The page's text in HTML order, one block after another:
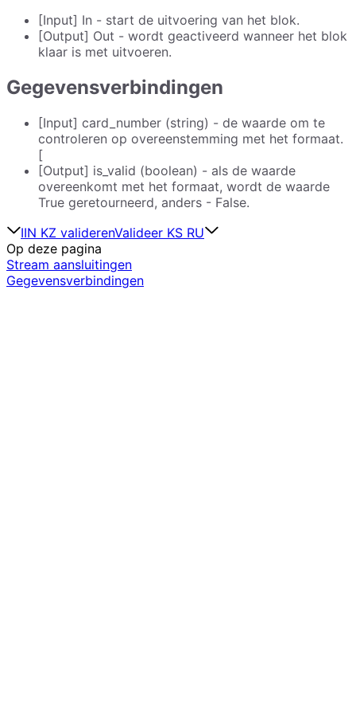
[Input] In - start de uitvoering van het blok.
[Output] Out - wordt geactiveerd wanneer het blok
klaar is met uitvoeren.
Gegevensverbindingen
[Input] card_number (string) - de waarde om te
controleren op overeenstemming met het formaat.
[
[Output] is_valid (boolean) - als de waarde
overeenkomt met het formaat, wordt de waarde
True geretourneerd, anders - False.
IIN KZ validerenValideer KS RU
Op deze pagina
Stream aansluitingen
Gegevensverbindingen